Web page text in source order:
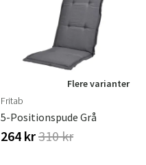
Flere varianter
Fritab
5-Positionspude Grå
264 kr310 kr